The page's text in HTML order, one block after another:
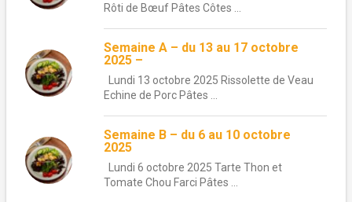
Rôti de Bœuf Pâtes Côtes ...
Semaine A – du 13 au 17 octobre
2025 –
Lundi 13 octobre 2025 Rissolette de Veau
Echine de Porc Pâtes ...
Semaine B – du 6 au 10 octobre
2025
Lundi 6 octobre 2025 Tarte Thon et
Tomate Chou Farci Pâtes ...